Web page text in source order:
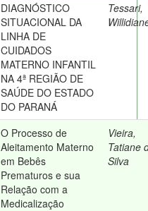
DIAGNÓSTICO
SITUACIONAL DA
LINHA DE
CUIDADOS
MATERNO INFANTIL
NA 4ª REGIÃO DE
SAÚDE DO ESTADO
DO PARANÁ
Tessari,
O Processo de
Aleitamento Materno
em Bebês
Prematuros e sua
Relação com a
Medicalização
Vieira,
Tatiane
Silva